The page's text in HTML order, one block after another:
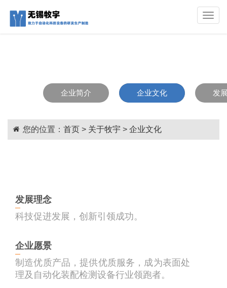
Toggle
企业简介 企业文化 发
您的位置： 首页 > 关于牧宇 > 企业文化
发展理念
科技促进发展，创新引领成功。
企业愿景
制造优质产品，提供优质服务，成为表面处
理及自动化装配检测设备行业领跑者。